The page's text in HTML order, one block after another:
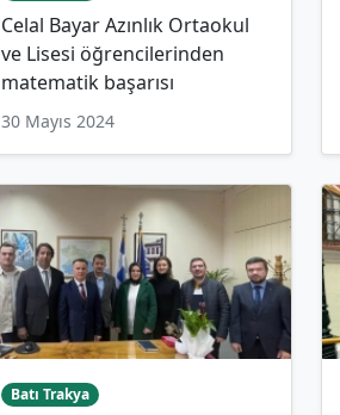
Celal Bayar Azınlık Ortaokul
ve Lisesi öğrencilerinden
matematik başarısı
30 Mayıs 2024
Batı Trakya